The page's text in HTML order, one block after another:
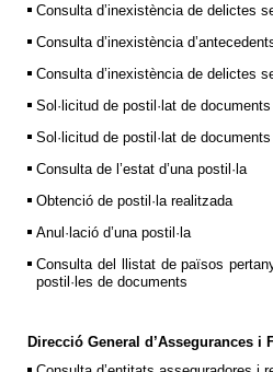
Consulta d’inexistència de delictes
Consulta d’inexistència
Consulta d’inexistència de delictes
Sol·licitud de postil·lat de
Sol·licitud de postil·lat de
Consulta de l’estat d’una postil·la
Obtenció de postil·la realitzada
Anul·lació d’una postil·la
Consulta del llistat de països
postil·les de documents
Direcció General d’Assegurances i